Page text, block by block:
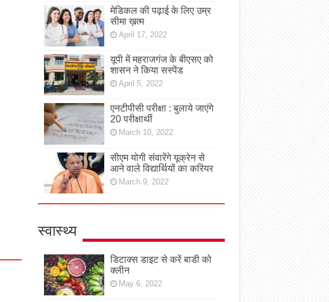
मेडिकल की पढ़ाई के लिए उम्र
सीमा ख़त्म
April 17, 2022
यूपी में महराजगंज के बीएसए को
शासन ने किया सस्पेंड
April 5, 2022
एनटीपीसी परीक्षा : बुलाये जाएंगे
20 परीक्षार्थी
March 10, 2022
सीएम योगी संवारेंगे यूक्रेन से
आने वाले विद्यार्थियों का करियर
March 9, 2022
स्वास्थ्य
डिटाक्स डाइट से करें बाडी को
क्लीन
May 6, 2022